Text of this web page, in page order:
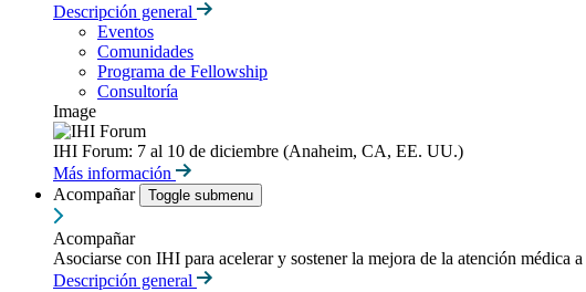
Descripción general
Eventos
Comunidades
Programa de Fellowship
Consultoría
Image
IHI Forum: 7 al 10 de diciembre (Anaheim, CA, EE. UU.)
Más información
Acompañar
Toggle submenu
Acompañar
Asociarse con IHI para acelerar y sostener la mejora de la atención
Descripción general